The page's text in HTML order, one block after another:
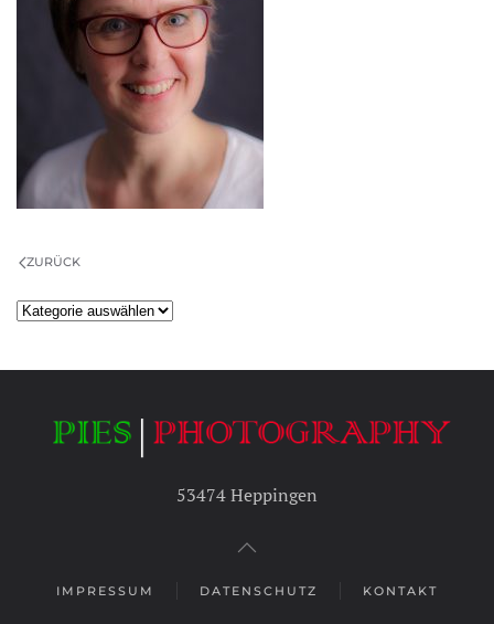
ZURÜCK
Kategorien
53474 Heppingen
IMPRESSUM DATENSCHUTZ KONTAKT